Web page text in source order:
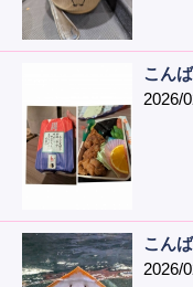
こん
2026/
こん
2026/